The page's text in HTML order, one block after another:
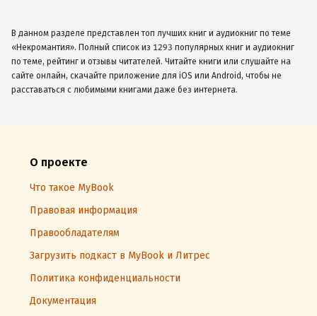
В данном разделе представлен топ лучших книг и аудиокниг по теме
«Некромантия». Полный список из 1293 популярных книг и аудиокниг
по теме, рейтинг и отзывы читателей. Читайте книги или слушайте на
сайте онлайн, скачайте приложение для iOS или Android, чтобы не
расставаться с любимыми книгами даже без интернета.
О проекте
Что такое MyBook
Правовая информация
Правообладателям
Загрузить подкаст в MyBook и Литрес
Политика конфиденциальности
Документация